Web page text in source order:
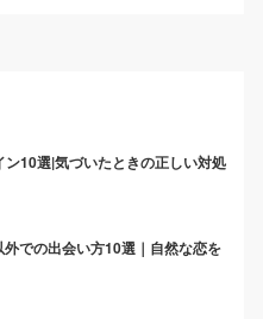
10選|気づいたときの正しい対処
外での出会い方10選｜自然な恋を